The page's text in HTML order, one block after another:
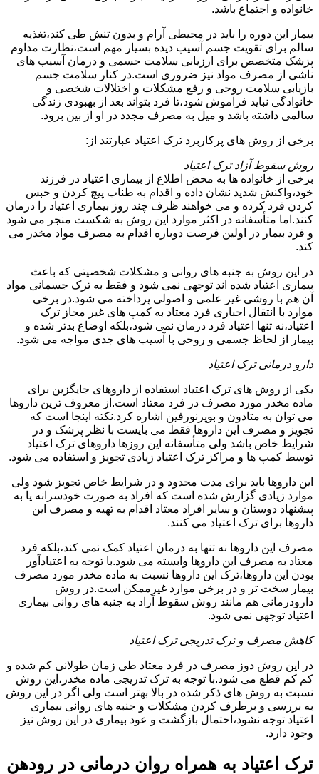
خانواده و اجتماع باشد.
بیمار این دوره را باید در محیطی آرام و بدون تنش طی کند،تغذیه
سالم برای تقویت جسم آسیب دیده بسیار مهم است،نظارت مداوم
پزشک متخصص برای ارزیابی سلامت جسمی و درمان آسیب های
ناشی از مصرف مواد نیز ضروری است.در کنار سلامت جسم
بازیابی سلامت روحی و رفع مشکلات و اختلالات شخصی و
خانوادگی نباید فراموش شود،تا فرد بتواند بعد از بهبودی زندگی
سالمی داشته باشد و میل به مصرف مجدد در او از بین برود.
برخی از روش های پرکاربرد ترک اعتیاد عبارتند از:
روش سقوط آزاد ترک اعتیاد
برخی از خانواده ها به محض اطلاع از بیماری اعتیاد در فرزند
خود،واکنش شدید نشان داده و اقدام به طناب پیچ کردن و حبس
کردن فرد کرده و می خواهند ظرف چند روز بیماری اعتیاد را درمان
کنند.اما متأسفانه در اکثر موارد این روش به شکست منجر می شود
و فرد بیمار در اولین فرصت دوباره اقدام به مصرف مواد مخدر می
کند.
در این روش به جنبه های روانی و مشکلات شخصیتی که باعث
بیماری اعتیاد شده اند توجهی نمی شود و فقط به ترک جسمانی مواد
آن هم با روشی غیر علمی و اصولی پرداخته می شود.در برخی
موارد با انتقال اجباری فرد معتاد به کمپ های غیر مجاز ترک
اعتیاد،نه تنها اعتیاد فرد درمان نمی شود،بلکه اوضاع بدتر شده و
بیمار از لحاظ جسمی و روحی با آسیب های جدی مواجه می شود.
دارو درمانی ترک اعتیاد
یکی از روش های ترک اعتیاد استفاده از داروهای جایگزین برای
ماده مخدر مورد مصرف در فرد معتاد است.از معروف ترین داروها
می توان به متادون و بوپرنورفین اشاره کرد.نکته اینجا است که
تجویز و مصرف این داروها فقط می بایست با نظر پزشک و در
شرایط خاص باشد ولی متأسفانه این روزها داروهای ترک اعتیاد
توسط کمپ ها و مراکز ترک اعتیاد زیادی تجویز و استفاده می شود.
این داروها باید برای مدت محدود و در شرایط خاص تجویز شود ولی
موارد زیادی گزارش شده است که افراد به صورت خودسرانه یا به
پیشنهاد دوستان و سایر افراد معتاد اقدام به تهیه و مصرف این
داروها برای ترک اعتیاد می کنند.
مصرف این داروها نه تنها به درمان اعتیاد کمک نمی کند،بلکه فرد
معتاد به مصرف این داروها وابسته می شود.با توجه به اعتیادآور
بودن این داروها،ترک این داروها نسبت به ماده مخدر مورد مصرف
بیمار سخت تر و در برخی موارد غیرممکن است.در روش
دارودرمانی هم مانند روش سقوط آزاد به جنبه های روانی بیماری
اعتیاد توجهی نمی شود.
کاهش مصرف و ترک تدریجی ترک اعتیاد
در این روش دوز مصرف در فرد معتاد طی زمان طولانی کم شده و
کم کم قطع می شود.با توجه به ترک تدریجی ماده مخدر،این روش
نسبت به روش های ذکر شده در بالا بهتر است ولی اگر در این روش
به بررسی و برطرف کردن مشکلات و جنبه های روانی بیماری
اعتیاد توجه نشود،احتمال بازگشت و عود بیماری در این روش نیز
وجود دارد.
ترک اعتیاد به همراه روان درمانی در رودهن